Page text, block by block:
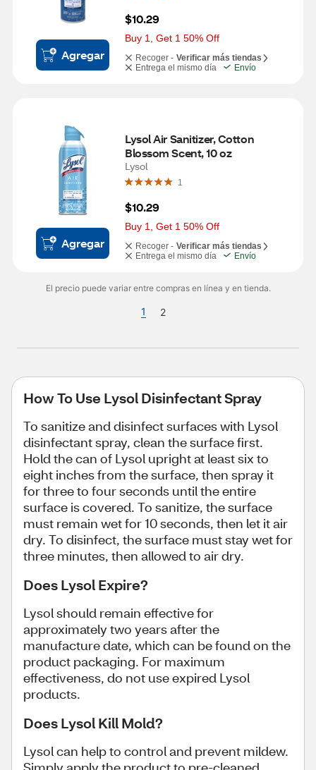
Agregar
$10.29
Buy 1, Get 1 50% Off
Recoger - Verificar más tiendas
Entrega el mismo día
Envío
Agregar
Lysol Air Sanitizer, Cotton
Blossom Scent, 10 oz
Lysol
1
$10.29
Buy 1, Get 1 50% Off
Recoger - Verificar más tiendas
Entrega el mismo día
Envío
El precio puede variar entre compras en línea y en tienda.
1 2
How To Use Lysol Disinfectant Spray
To sanitize and disinfect surfaces with Lysol
disinfectant spray, clean the surface first.
Hold the can of Lysol upright at least six to
eight inches from the surface, then spray it
for three to four seconds until the entire
surface is covered. To sanitize, the surface
must remain wet for 10 seconds, then let it air
dry. To disinfect, the surface must stay wet for
three minutes, then allowed to air dry.
Does Lysol Expire?
Lysol should remain effective for
approximately two years after the
manufacture date, which can be found on the
product packaging. For maximum
effectiveness, do not use expired Lysol
products.
Does Lysol Kill Mold?
Lysol can help to control and prevent mildew.